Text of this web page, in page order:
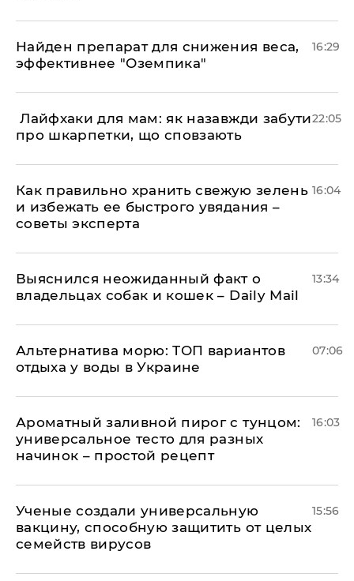
Найден препарат для снижения веса,
эффективнее "Оземпика"
16:29
​ Лайфхаки для мам: як назавжди забути
про шкарпетки, що сповзають
22:05
Как правильно хранить свежую зелень
и избежать ее быстрого увядания –
советы эксперта
16:04
Выяснился неожиданный факт о
владельцах собак и кошек – Daily Mail
13:34
Альтернатива морю: ТОП вариантов
отдыха у воды в Украине
07:06
Ароматный заливной пирог с тунцом:
универсальное тесто для разных
начинок – простой рецепт
16:03
Ученые создали универсальную
вакцину, способную защитить от целых
семейств вирусов
15:56